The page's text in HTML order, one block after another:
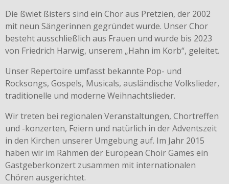
Die ßwiet ßisters sind ein Chor aus Pretzien, der 2002
mit neun Sängerinnen gegründet wurde. Unser Chor
besteht ausschließlich aus Frauen und wurde bis 2023
von Friedrich Harwig, unserem „Hahn im Korb“, geleitet.
Unser Repertoire umfasst bekannte Pop- und
Rocksongs, Gospels, Musicals, ausländische Volkslieder,
traditionelle und moderne Weihnachtslieder.
Wir treten bei regionalen Veranstaltungen, Chortreffen
und -konzerten, Feiern und natürlich in der Adventszeit
in den Kirchen unserer Umgebung auf. Im Jahr 2015
haben wir im Rahmen der European Choir Games ein
Gastgeberkonzert zusammen mit internationalen
Chören ausgerichtet.